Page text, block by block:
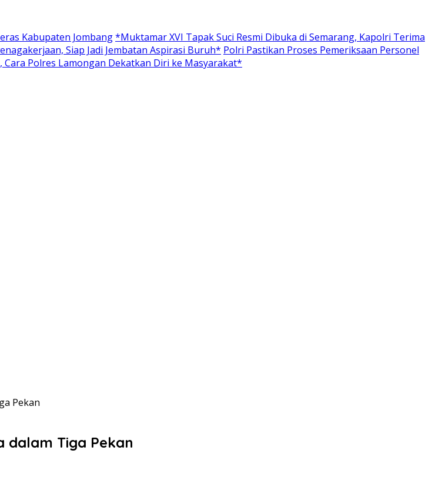
Kabupaten Jombang*Muktamar XVI Tapak Suci Resmi Dibuka di Semarang, Kapolri Terima
Siap Jadi Jembatan Aspirasi Buruh* Polri Pastikan Proses Pemeriksaan Personel
Cara Polres Lamongan Dekatkan Diri ke Masyarakat*
Pekan
dalam Tiga Pekan